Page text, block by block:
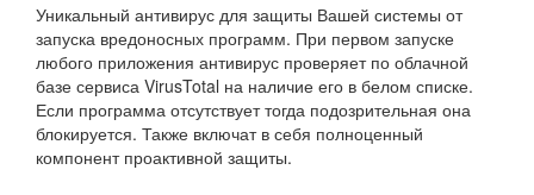
Уникальный антивирус для защиты Вашей системы от
запуска вредоносных программ. При первом запуске
любого приложения антивирус проверяет по облачной
базе сервиса VirusTotal на наличие его в белом списке.
Если программа отсутствует тогда подозрительная она
блокируется. Также включат в себя полноценный
компонент проактивной защиты.